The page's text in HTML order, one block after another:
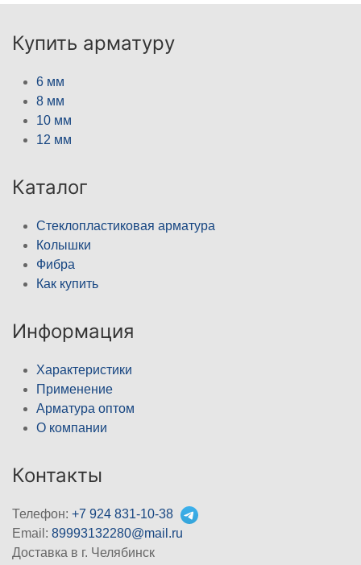
Купить арматуру
6 мм
8 мм
10 мм
12 мм
Каталог
Стеклопластиковая арматура
Колышки
Фибра
Как купить
Информация
Характеристики
Применение
Арматура оптом
О компании
Контакты
Телефон: +7 924 831-10-38
Email: 89993132280@mail.ru
Доставка в г. Челябинск